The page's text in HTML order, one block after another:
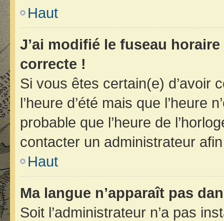
Haut
J’ai modifié le fuseau
correcte !
Si vous êtes certain(e) d’avoir
l’heure d’été mais que l’heure
probable que l’heure de
contacter un administrateur
Haut
Ma langue n’apparaît pas
Soit l’administrateur n’a pas